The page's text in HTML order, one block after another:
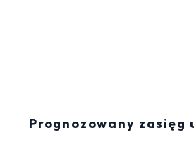
Prognozowany zasięg